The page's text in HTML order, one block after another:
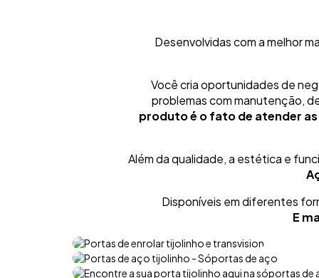
Desenvolvidas com a melhor
Você cria oportunidades de
problemas com manutenção,
produto é o fato de atender
Além da qualidade, a estética e
Disponíveis em diferentes
E